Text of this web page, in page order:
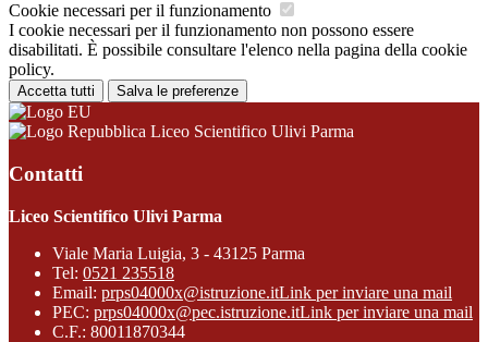
Cookie necessari per il funzionamento
I cookie necessari per il funzionamento non possono essere
disabilitati. È possibile consultare l'elenco nella pagina della cookie
policy.
Accetta tutti Salva le preferenze
Liceo Scientifico Ulivi Parma
Contatti
Liceo Scientifico Ulivi Parma
Viale Maria Luigia, 3 - 43125 Parma
Tel: 0521 235518
Email: prps04000x@istruzione.itLink per inviare una mail
PEC: prps04000x@pec.istruzione.itLink per inviare una mail
C.F.: 80011870344